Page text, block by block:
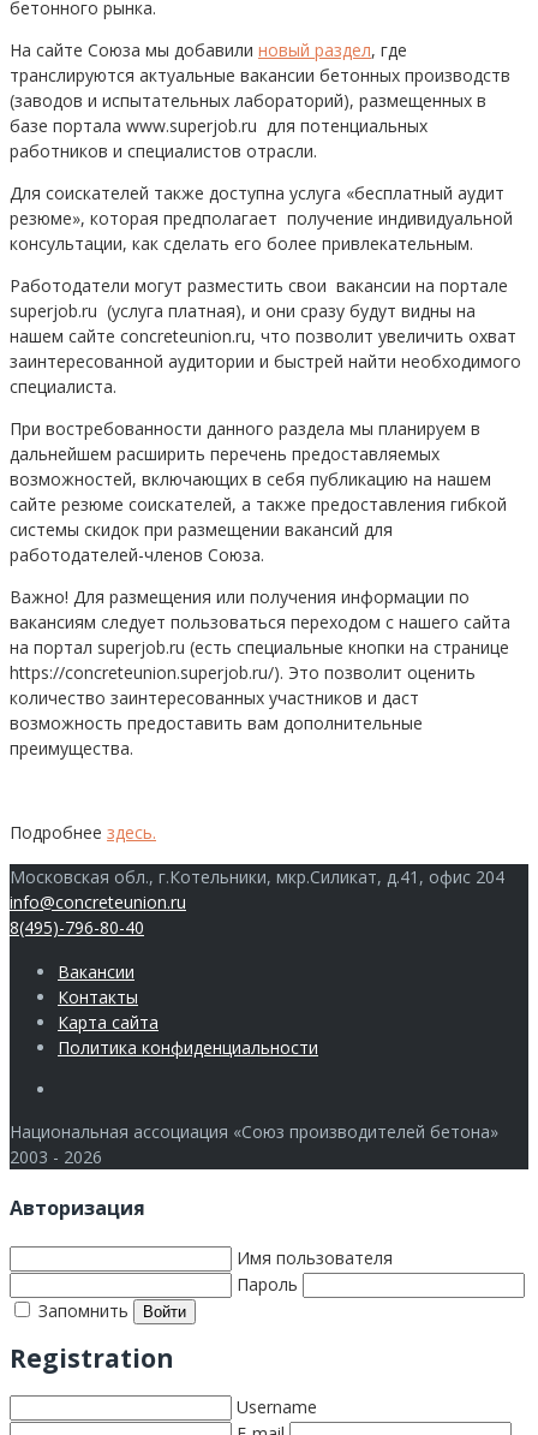
бетонного рынка.
На сайте Союза мы добавили новый раздел, где
транслируются актуальные вакансии бетонных производств
(заводов и испытательных лабораторий), размещенных в
базе портала www.superjob.ru для потенциальных
работников и специалистов отрасли.
Для соискателей также доступна услуга «бесплатный аудит
резюме», которая предполагает получение индивидуальной
консультации, как сделать его более привлекательным.
Работодатели могут разместить свои вакансии на портале
superjob.ru (услуга платная), и они сразу будут видны на
нашем сайте concreteunion.ru, что позволит увеличить охват
заинтересованной аудитории и быстрей найти необходимого
специалиста.
При востребованности данного раздела мы планируем в
дальнейшем расширить перечень предоставляемых
возможностей, включающих в себя публикацию на нашем
сайте резюме соискателей, а также предоставления гибкой
системы скидок при размещении вакансий для
работодателей-членов Союза.
Важно! Для размещения или получения информации по
вакансиям следует пользоваться переходом с нашего сайта
на портал superjob.ru (есть специальные кнопки на странице
https://concreteunion.superjob.ru/). Это позволит оценить
количество заинтересованных участников и даст
возможность предоставить вам дополнительные
преимущества.
Подробнее здесь.
Московская обл., г.Котельники, мкр.Силикат, д.41, офис 204
info@concreteunion.ru
8(495)-796-80-40
Вакансии
Контакты
Карта сайта
Политика конфиденциальности
Национальная ассоциация «Союз производителей бетона»
2003 - 2026
Авторизация
Имя пользователя
Пароль
Запомнить
Registration
Username